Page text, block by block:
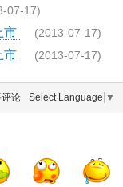
07-17)
市 (2013-07-17)
市 (2013-07-17)
论 Select Language ▼